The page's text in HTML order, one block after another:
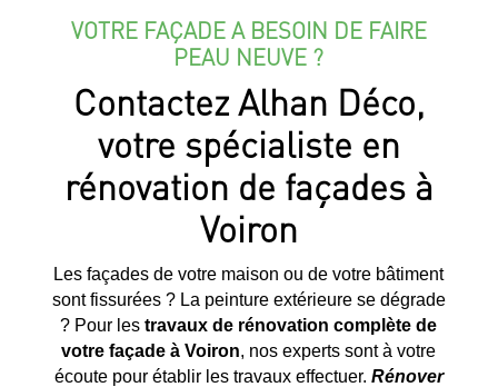
VOTRE FAÇADE A BESOIN DE FAIRE
PEAU NEUVE ?
Contactez Alhan Déco,
votre spécialiste en
rénovation de façades à
Voiron
Les façades de votre maison ou de votre bâtiment
sont fissurées ? La peinture extérieure se dégrade
? Pour lestravaux de rénovation complète de
votre façade à Voiron, nos experts sont à votre
écoute pour établir les travaux effectuer. Rénover